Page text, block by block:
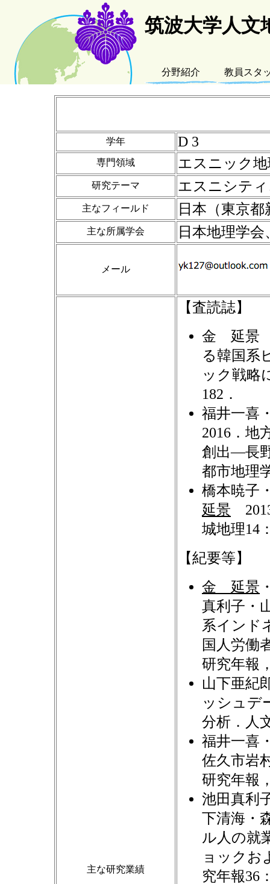
筑波大学人文
分野紹介 教員スタ
学年 D 3
専門領域 エスニック
研究テーマ エスニシテ
主なフィールド 日本（東京都
主な所属学会 日本地理学
メール
主な研究業績
【査読誌】
金 延景
る韓国系
ック戦略
182．
福井一喜
2016．地
創出―長
都市地理
橋本暁子
延景
城地理14
【紀要等】
金 延景
真利子・
系インド
国人労働
研究年報
山下亜紀
ッシュデ
分析．人
福井一喜
佐久市岩
研究年報
池田真利
下清海・
ル人の就
ョックお
究年報36